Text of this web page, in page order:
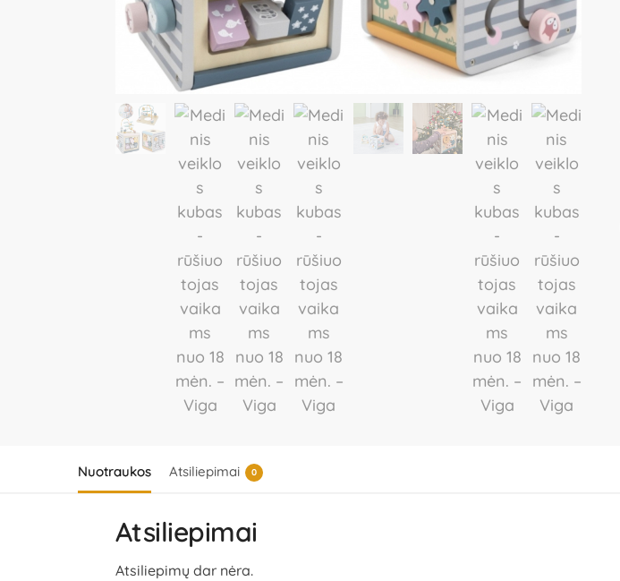
Nuotraukos Atsiliepimai 0
Atsiliepimai
Atsiliepimų dar nėra.